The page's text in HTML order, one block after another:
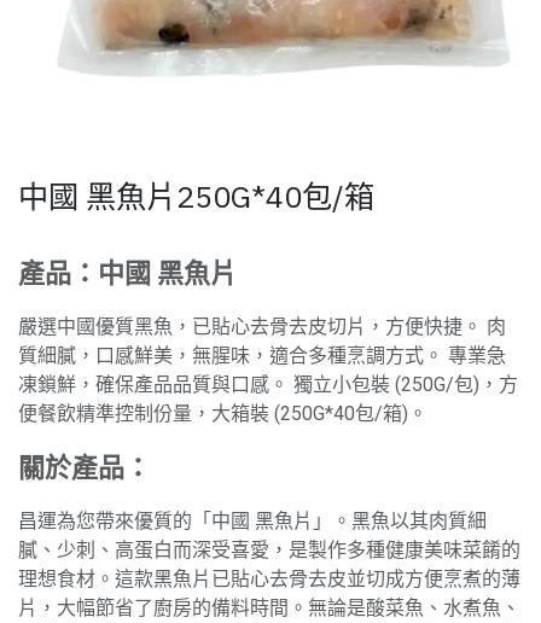
中國 黑魚片250G*40包/箱
產品：中國 黑魚片
嚴選中國優質黑魚，已貼心去骨去皮切片，方便快捷。 肉
質細膩，口感鮮美，無腥味，適合多種烹調方式。 專業急
凍鎖鮮，確保產品品質與口感。 獨立小包裝 (250G/包)，方
便餐飲精準控制份量，大箱裝 (250G*40包/箱)。
關於產品：
昌運為您帶來優質的「中國 黑魚片」。黑魚以其肉質細
膩、少刺、高蛋白而深受喜愛，是製作多種健康美味菜餚的
理想食材。這款黑魚片已貼心去骨去皮並切成方便烹煮的薄
片，大幅節省了廚房的備料時間。無論是酸菜魚、水煮魚、